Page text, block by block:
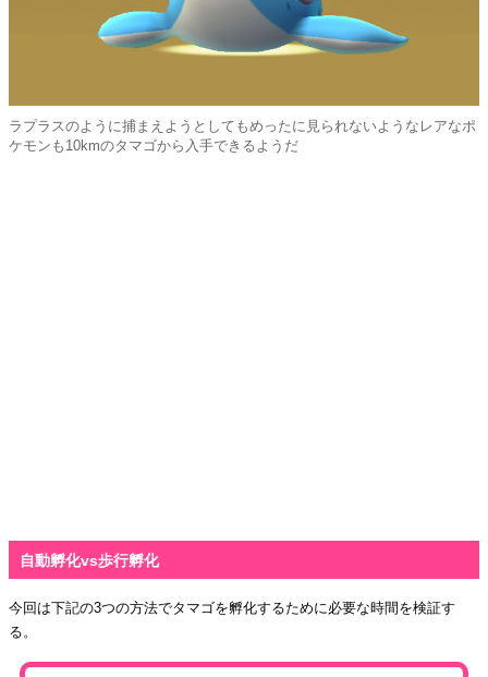
ラプラスのように捕まえようとしてもめったに見られないようなレアなポ
ケモンも10kmのタマゴから入手できるようだ
自動孵化vs歩行孵化
今回は下記の3つの方法でタマゴを孵化するために必要な時間を検証す
る。